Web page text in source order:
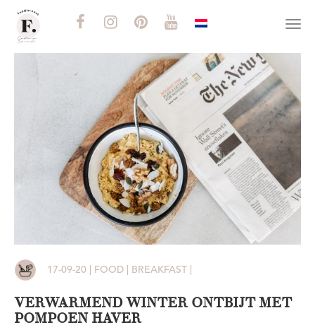
17-09-20 | FOOD | BREAKFAST |
VERWARMEND WINTER ONTBIJT MET
POMPOEN HAVER